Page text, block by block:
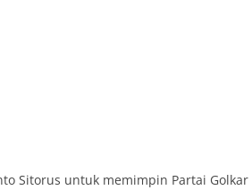
Sitorus untuk memimpin Partai Golkar